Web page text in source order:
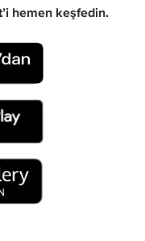
hemen keşfedin.